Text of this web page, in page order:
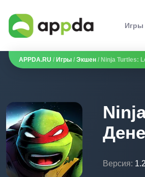
Игры
APPDA.RU / Игры / Экшен / Ninja Turtles:
Версия: